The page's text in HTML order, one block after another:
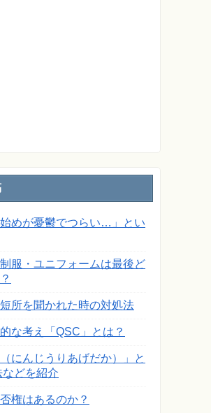
始めが憂鬱でつらい…」とい
服・ユニフォームは最後ど
所を聞かれた時の対処法
な考え「QSC」とは？
（にんじうりあげだか）」と
どを紹介
権はあるのか？